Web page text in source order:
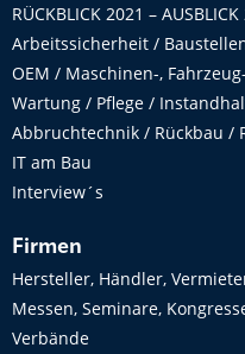
RÜCKBLICK 2021 –
Arbeitssicherheit /
OEM / Maschinen-,
Wartung / Pflege /
Abbruchtechnik / Rückbau /
IT am Bau
Interview´s
Firmen
Hersteller, Händler,
Messen, Seminare,
Verbände